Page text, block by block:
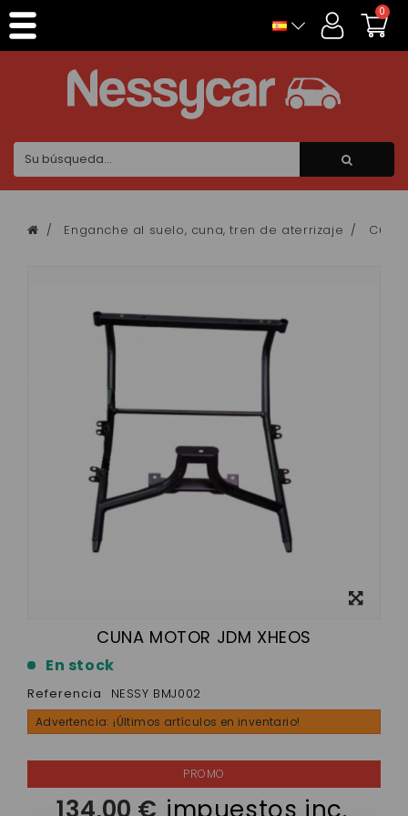
0
Enganche al suelo, cuna, tren de aterrizaje
CUNA MOTOR JDM XHEOS
En stock
Referencia NESSY BMJ002
Advertencia: ¡Últimos artículos en inventario!
Panel de gestión de cookies